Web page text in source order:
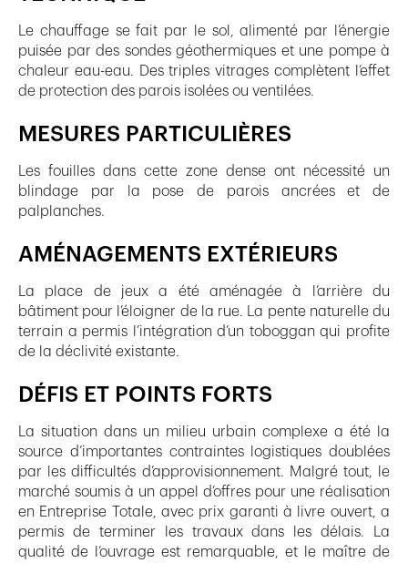
Le chauffage se fait par le sol, alimenté par l’énergie
puisée par des sondes géothermiques et une pompe à
chaleur eau-eau. Des triples vitrages complètent l’effet
de protection des parois isolées ou ventilées.
MESURES PARTICULIÈRES
Les fouilles dans cette zone dense ont nécessité un
blindage par la pose de parois ancrées et de
palplanches.
AMÉNAGEMENTS EXTÉRIEURS
La place de jeux a été aménagée à l’arrière du
bâtiment pour l’éloigner de la rue. La pente naturelle du
terrain a permis l’intégration d’un toboggan qui profite
de la déclivité existante.
DÉFIS ET POINTS FORTS
La situation dans un milieu urbain complexe a été la
source d’importantes contraintes logistiques doublées
par les difficultés d’approvisionnement. Malgré tout, le
marché soumis à un appel d’offres pour une réalisation
en Entreprise Totale, avec prix garanti à livre ouvert, a
permis de terminer les travaux dans les délais. La
qualité de l’ouvrage est remarquable, et le maître de